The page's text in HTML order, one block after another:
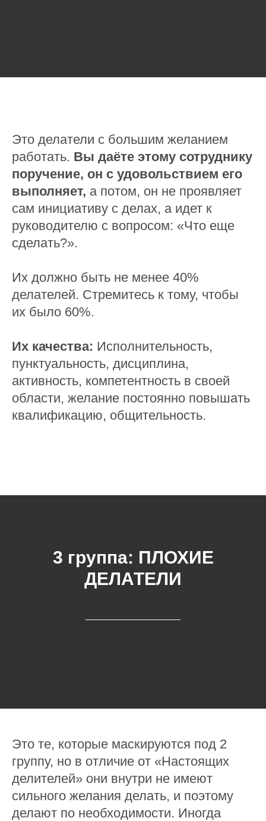
Это делатели с большим желанием
работать. Вы даёте этому сотруднику
поручение, он с удовольствием его
выполняет, а потом, он не проявляет
сам инициативу с делах, а идет к
руководителю с вопросом: «Что еще
сделать?».
Их должно быть не менее 40%
делателей. Стремитесь к тому, чтобы
их было 60%.
Их качества: Исполнительность,
пунктуальность, дисциплина,
активность, компетентность в своей
области, желание постоянно повышать
квалификацию, общительность.
3 группа: ПЛОХИЕ
ДЕЛАТЕЛИ
Это те, которые маскируются под 2
группу, но в отличие от «Настоящих
делителей» они внутри не имеют
сильного желания делать, и поэтому
делают по необходимости. Иногда